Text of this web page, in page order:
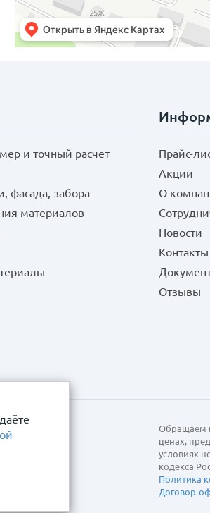
и точный расчет
фасада, забора
материалов
Прайс-
Акции
О
Новости
Контакты
Отзывы
Обращаем
ценах,
условиях
кодекса
Политика
Договор-